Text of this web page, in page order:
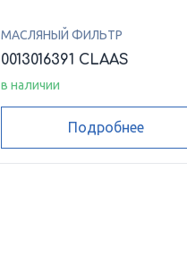
МАСЛЯНЫЙ ФИЛЬТР
0013016391 CLAAS
в наличии
Подробнее